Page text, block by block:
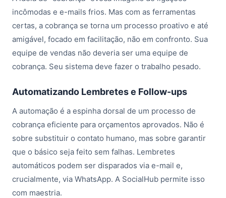
incômodas e e-mails frios. Mas com as ferramentas
certas, a cobrança se torna um processo proativo e até
amigável, focado em facilitação, não em confronto. Sua
equipe de vendas não deveria ser uma equipe de
cobrança. Seu sistema deve fazer o trabalho pesado.
Automatizando Lembretes e Follow-ups
A automação é a espinha dorsal de um processo de
cobrança eficiente para orçamentos aprovados. Não é
sobre substituir o contato humano, mas sobre garantir
que o básico seja feito sem falhas. Lembretes
automáticos podem ser disparados via e-mail e,
crucialmente, via WhatsApp. A SocialHub permite isso
com maestria.